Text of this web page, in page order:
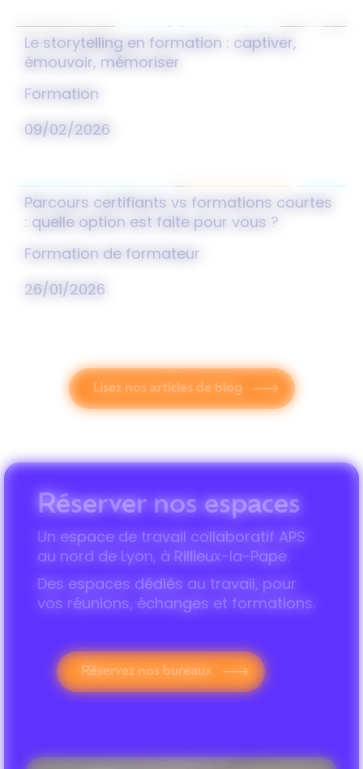
Le storytelling en formation : captiver,
émouvoir, mémoriser
Formation
09/02/2026
Parcours certifiants vs formations courtes
: quelle option est faite pour vous ?
Formation de formateur
26/01/2026
Lisez nos articles de blog
Réserver nos espaces
Un espace de travail collaboratif APS
au nord de Lyon, à Rillieux-la-Pape.
Des espaces dédiés au travail, pour
vos réunions, échanges et formations.
Réservez nos bureaux